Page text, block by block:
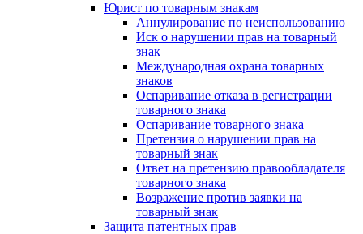
Юрист по товарным знакам
Аннулирование по неиспользованию
Иск о нарушении прав на товарный
знак
Международная охрана товарных
знаков
Оспаривание отказа в регистрации
товарного знака
Оспаривание товарного знака
Претензия о нарушении прав на
товарный знак
Ответ на претензию правообладателя
товарного знака
Возражение против заявки на
товарный знак
Защита патентных прав